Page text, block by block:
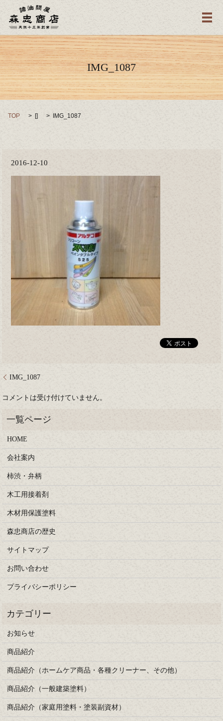
メ
IMG_1087
TOP [] IMG_1087
2016-12-10
IMG_1087
コメントは受け付けていません。
HOME
会社案内
柿渋・弁柄
木工用接着剤
木材用保護塗料
森忠商店の歴史
サイトマップ
お問い合わせ
プライバシーポリシー
お知らせ
商品紹介
商品紹介（ホームケア商品・各種クリーナー、その他）
商品紹介（一般建築塗料）
商品紹介（家庭用塗料・塗装副資材）